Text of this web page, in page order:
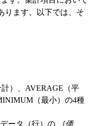
ります。以下では、そ
）、AVERAGE（平
（最小）の4種
ータ（行）の
［価